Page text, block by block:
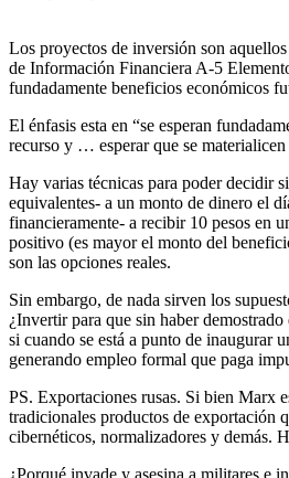
Los proyectos de inversión son
de Información Financiera A-5
fundadamente beneficios económicos
El énfasis esta en “se esperan
recurso y … esperar que se
Hay varias técnicas para poder decidir
equivalentes- a un monto de dinero el
financieramente- a recibir 10 pesos en
positivo (es mayor el monto del
son las opciones reales.
Sin embargo, de nada sirven los
¿Invertir para que sin haber
si cuando se está a punto de inaugurar
generando empleo formal que paga
PS. Exportaciones rusas. Si bien Marx
tradicionales productos de exportación
cibernéticos, normalizadores y demás.